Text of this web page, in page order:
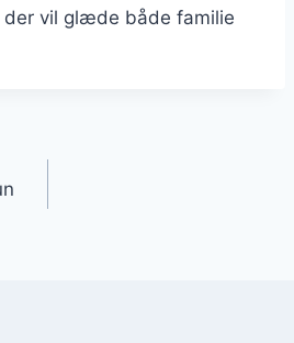
vil glæde både familie